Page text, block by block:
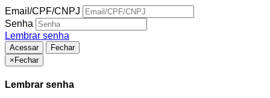
Email/CPF/CNPJ
Senha
Lembrar senha
Acessar
Fechar
× Fechar
Lembrar senha